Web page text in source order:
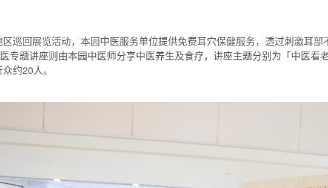
巡回展览活动，本园中医服务单位提供免费耳穴保健服务，透过刺激耳
专题讲座则由本园中医师分享中医养生及食疗，讲座主题分别为「中医
约20人。